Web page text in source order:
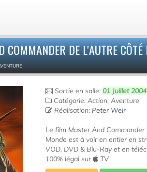
COMMANDER DE L'AUTRE
Sortie en salle:01 Juillet 2004
Catégorie: Action, Aventure
Réalisation: Peter Weir
Le film Master And
Monde est à voir en entier en
VOD, DVD & Blu-Ray et en
100% légal sur
TV